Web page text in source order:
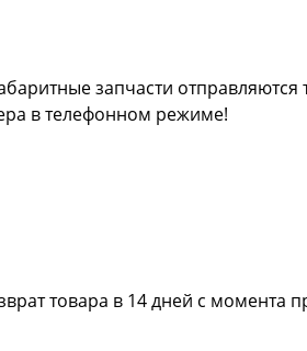
запчасти отправляются
в телефонном режиме!
товара в 14 дней с момента